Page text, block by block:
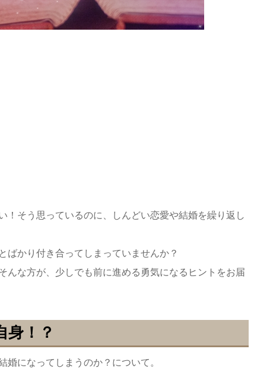
！そう思っているのに、しんどい恋愛や結婚を繰り返し
ばかり付き合ってしまっていませんか？
んな方が、少しでも前に進める勇気になるヒントをお届
身！？
婚になってしまうのか？について。